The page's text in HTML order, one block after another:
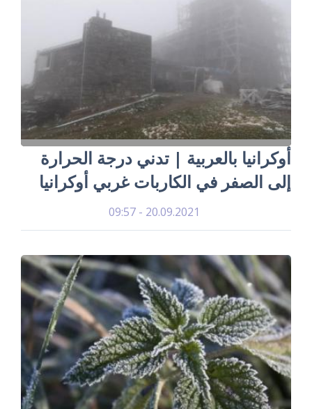
أوكرانيا بالعربية | تدني درجة الحرارة
إلى الصفر في الكاربات غربي أوكرانيا
20.09.2021 - 09:57